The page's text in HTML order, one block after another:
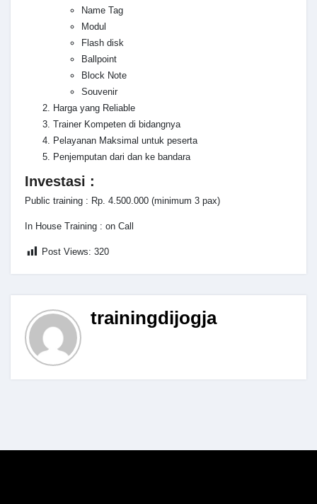
Name Tag
Modul
Flash disk
Ballpoint
Block Note
Souvenir
Harga yang Reliable
Trainer Kompeten di bidangnya
Pelayanan Maksimal untuk peserta
Penjemputan dari dan ke bandara
Investasi :
Public training : Rp. 4.500.000 (minimum 3 pax)
In House Training : on Call
Post Views: 320
trainingdijogja